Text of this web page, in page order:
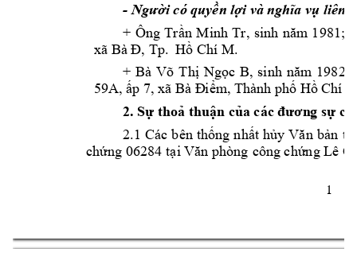
1
- Người có quyền lợi và nghĩa vụ liên
+ Ông Trần Minh Tr, sinh năm 1981;
xã Bà Đ, Tp.  Hồ Chí M.
+ Bà Võ Thị Ngọc B, sinh năm 1982;
59A, ấp 7, xã Bà Điểm, Thành phố Hồ Chí
2. Sự thoả thuận của các đương sự
2.1 Các bên thống nhất hủy Văn bản
chứng 06284 tại Văn phòng công chứng Lê